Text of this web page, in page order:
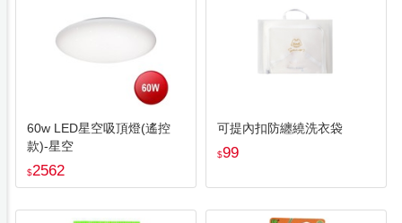
60w LED星空吸頂燈(遙控
款)-星空
$2562
可提內扣防纏繞洗衣袋
$99